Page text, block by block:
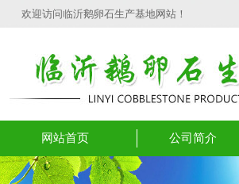
欢迎访问临沂鹅卵石生产基地网站！
网站首页 公司简介